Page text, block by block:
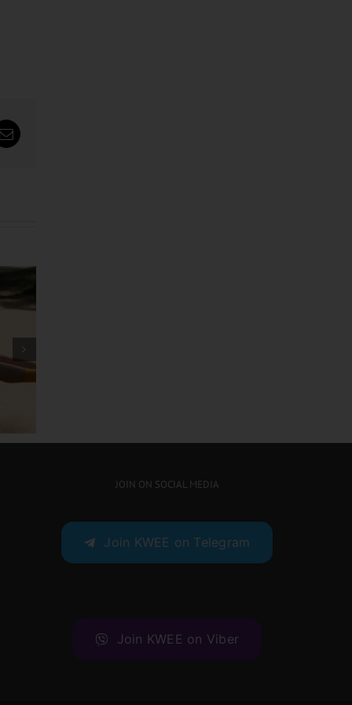
Email
းဖ
ား
JOIN ON SOCIAL MEDIA
Join KWEE on Telegram
Join KWEE on Viber